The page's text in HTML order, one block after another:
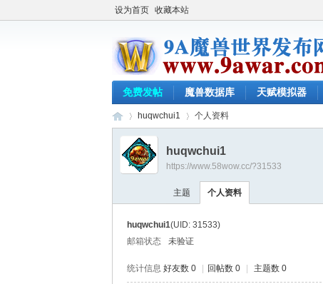
设为首页 收藏本站
免费发帖 魔兽数据库 天赋模拟器
›
huqwchui1 个人资料
huqwchui1
https://www.58wow.cc/?31533
主题 个人资料
huqwchui1(UID: 31533)
邮箱状态
未验证
统计信息 好友数 0 回帖数 0 主题数 0